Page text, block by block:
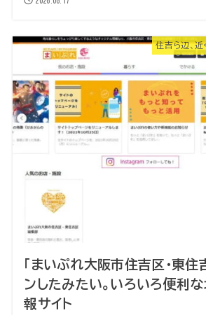
住吉ら辺、近
「まいぷれ大阪市住吉区・東住
ンしたみたい。いろいろ便利
報サイト